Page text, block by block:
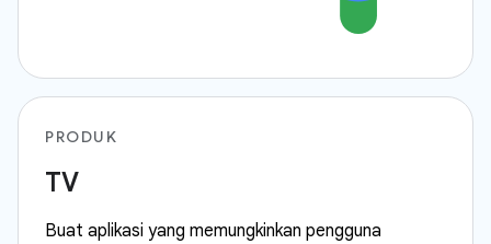
PRODUK
TV
Buat aplikasi yang memungkinkan pengguna